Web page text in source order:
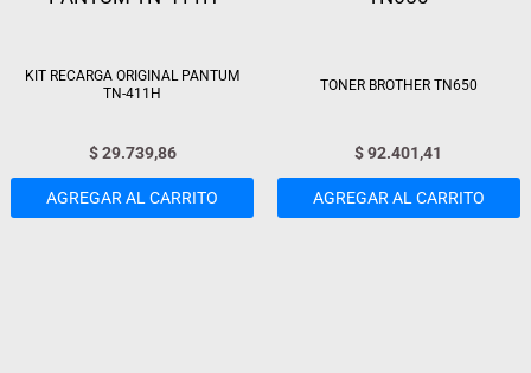
KIT RECARGA ORIGINAL PANTUM
TN-411H
$29.739,86
AGREGAR AL CARRITO
TONER BROTHER TN650
$92.401,41
AGREGAR AL CARRITO